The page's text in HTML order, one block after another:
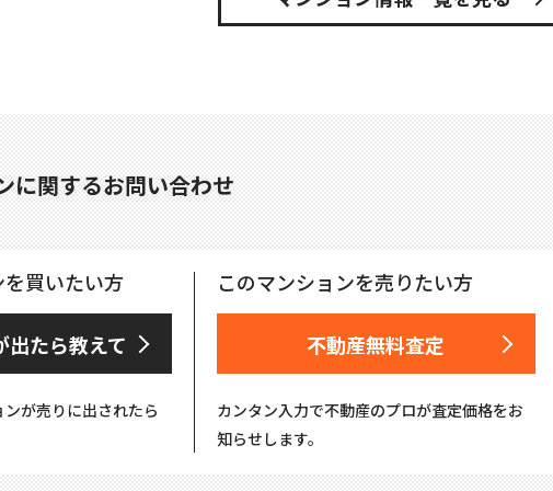
に関するお問い合わせ
買いたい方
出たら教えて
が売りに出されたら
このマンションを売りたい方
不動産無料査定
カンタン入力で不動産のプロが査定価格をお
知らせします。